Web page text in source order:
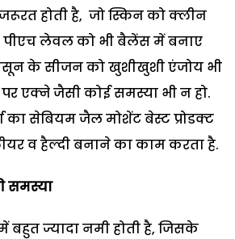
होती है, जो स्किन को क्लीन
लेवल को भी बैलेंस में बनाए
के सीजन को खुशीखुशी एंजोय भी
एक्ने जैसी कोई समस्या भी न हो.
का सेबियम जैल मोशेंट बेस्ट प्रोडक्ट
व हैल्दी बनाने का काम करता है.
समस्या
ज्यादा नमी होती है, जिसके